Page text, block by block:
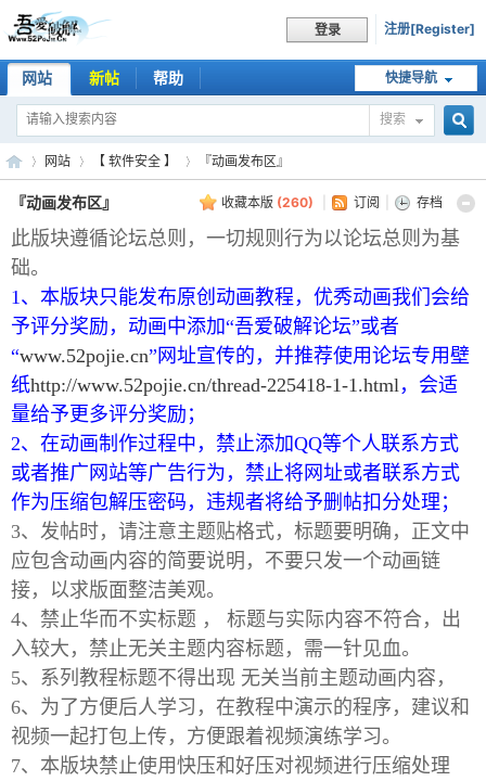
登录 注册[Register]
快捷导航
网站 新帖 帮助
搜索
索
爱
破
»
网站 【 软件安全 】 『动画发布区』
收藏本版 (260) 订阅 存档
『动画发布区』
此版块遵循论坛总则，一切规则行为以论坛总则为基
础。
1、本版块只能发布原创动画教程，优秀动画我们会给
予评分奖励，动画中添加“吾爱破解论坛”或者
“www.52pojie.cn”网址宣传的，并推荐使用论坛专用壁
纸http://www.52pojie.cn/thread-225418-1-1.html，会适
量给予更多评分奖励；
2、在动画制作过程中，禁止添加QQ等个人联系方式
或者推广网站等广告行为，禁止将网址或者联系方式
作为压缩包解压密码，违规者将给予删帖扣分处理；
3、发帖时，请注意主题贴格式，标题要明确，正文中
应包含动画内容的简要说明，不要只发一个动画链
接，以求版面整洁美观。
4、禁止华而不实标题 ， 标题与实际内容不符合，出
入较大，禁止无关主题内容标题，需一针见血。
5、系列教程标题不得出现 无关当前主题动画内容，
6、为了方便后人学习，在教程中演示的程序，建议和
视频一起打包上传，方便跟着视频演练学习。
7、本版块禁止使用快压和好压对视频进行压缩处理